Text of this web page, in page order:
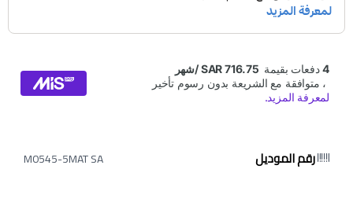
رقم الموديل M0545-5MAT SA